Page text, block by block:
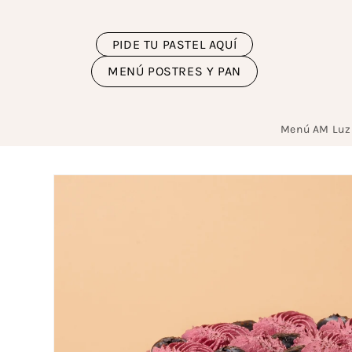
PIDE TU PASTEL AQUÍ
MENÚ POSTRES Y PAN
Menú AM Luz
directamente